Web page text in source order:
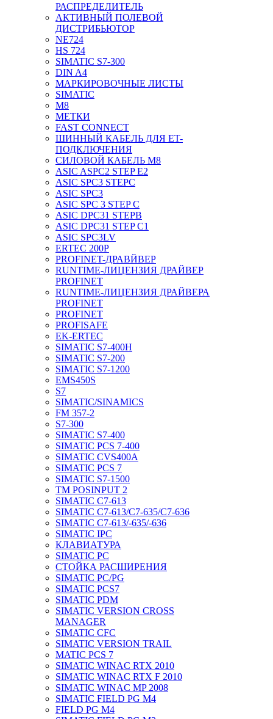
РАСПРЕДЕЛИТЕЛЬ
АКТИВНЫЙ ПОЛЕВОЙ
ДИСТРИБЬЮТОР
NE724
HS 724
SIMATIC S7-300
DIN A4
МАРКИРОВОЧНЫЕ ЛИСТЫ
SIMATIC
M8
МЕТКИ
FAST CONNECT
ШИННЫЙ КАБЕЛЬ ДЛЯ ET-
ПОДКЛЮЧЕНИЯ
СИЛОВОЙ КАБЕЛЬ M8
ASIC ASPC2 STEP E2
ASIC SPC3 STEPC
ASIC SPC3
ASIC SPC 3 STEP C
ASIC DPC31 STEPB
ASIC DPC31 STEP C1
ASIC SPC3LV
ERTEC 200P
PROFINET-ДРАВЙВЕР
RUNTIME-ЛИЦЕНЗИЯ ДРАЙВЕР
PROFINET
RUNTIME-ЛИЦЕНЗИЯ ДРАЙВЕРА
PROFINET
PROFINET
PROFISAFE
EK-ERTEC
SIMATIC S7-400H
SIMATIC S7-200
SIMATIC S7-1200
EMS450S
S7
SIMATIC/SINAMICS
FM 357-2
S7-300
SIMATIC S7-400
SIMATIC PCS 7-400
SIMATIC CVS400A
SIMATIC PCS 7
SIMATIC S7-1500
TM POSINPUT 2
SIMATIC C7-613
SIMATIC C7-613/C7-635/C7-636
SIMATIC C7-613/-635/-636
SIMATIC IPC
КЛАВИАТУРА
SIMATIC PC
СТОЙКА РАСШИРЕНИЯ
SIMATIC PC/PG
SIMATIC PCS7
SIMATIC PDM
SIMATIC VERSION CROSS
MANAGER
SIMATIC CFC
SIMATIC VERSION TRAIL
MATIC PCS 7
SIMATIC WINAC RTX 2010
SIMATIC WINAC RTX F 2010
SIMATIC WINAC MP 2008
SIMATIC FIELD PG M4
FIELD PG M4